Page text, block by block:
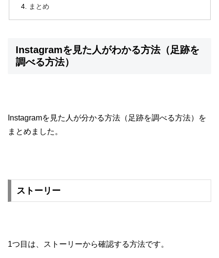
まとめ
Instagramを見た人がわかる方法（足跡を
調べる方法）
Instagramを見た人が分かる方法（足跡を調べる方法）を
まとめました。
ストーリー
1つ目は、ストーリーから確認する方法です。